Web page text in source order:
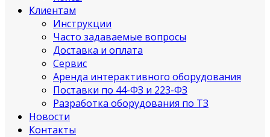
Клиентам
Инструкции
Часто задаваемые вопросы
Доставка и оплата
Сервис
Аренда интерактивного оборудования
Поставки по 44-ФЗ и 223-ФЗ
Разработка оборудования по ТЗ
Новости
Контакты